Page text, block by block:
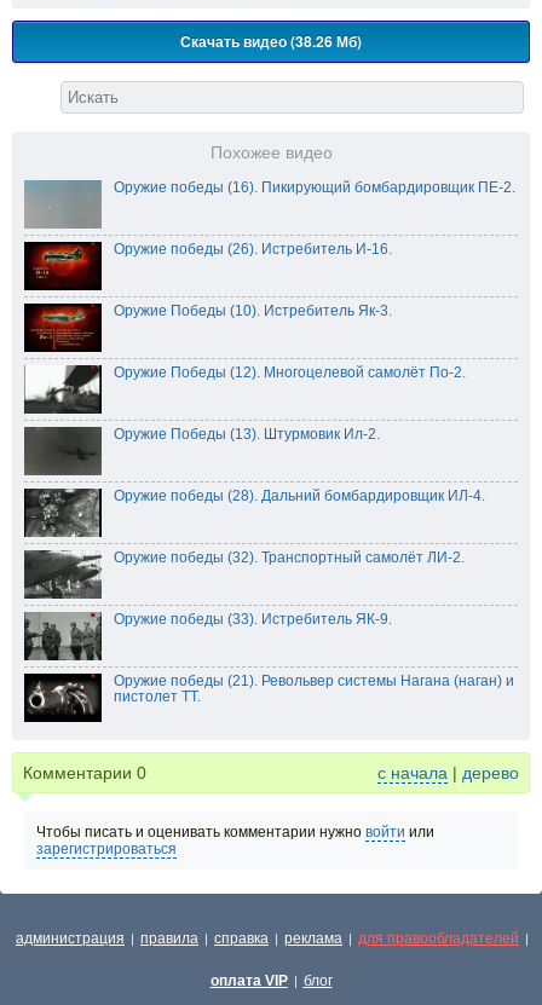
Скачать видео (38.26 Мб)
Похожее видео
Оружие победы (16). Пикирующий бомбардировщик ПЕ-2.
Оружие победы (26). Истребитель И-16.
Оружие Победы (10). Истребитель Як-3.
Оружие Победы (12). Многоцелевой самолёт По-2.
Оружие Победы (13). Штурмовик Ил-2.
Оружие победы (28). Дальний бомбардировщик ИЛ-4.
Оружие победы (32). Транспортный самолёт ЛИ-2.
Оружие победы (33). Истребитель ЯК-9.
Оружие победы (21). Револьвер системы Нагана (наган) и
пистолет ТТ.
Комментарии 0 с начала | дерево
Чтобы писать и оценивать комментарии нужно войти или
зарегистрироваться
администрация | правила | справка | реклама | для правообладателей |
оплата VIP | блог